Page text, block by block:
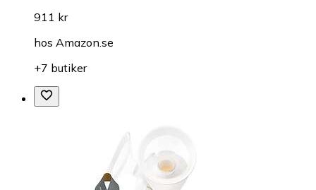
911 kr
hos Amazon.se
+7 butiker